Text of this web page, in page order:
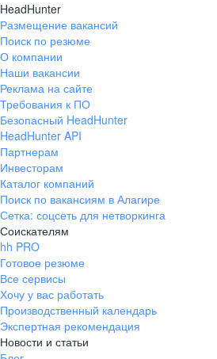
HeadHunter
Размещение вакансий
Поиск по резюме
О компании
Наши вакансии
Реклама на сайте
Требования к ПО
Безопасный HeadHunter
HeadHunter API
Партнерам
Инвесторам
Каталог компаний
Поиск по вакансиям в Алагире
Сетка: соцсеть для нетворкинга
Соискателям
hh PRO
Готовое резюме
Все сервисы
Хочу у вас работать
Производственный календарь
Экспертная рекомендация
Новости и статьи